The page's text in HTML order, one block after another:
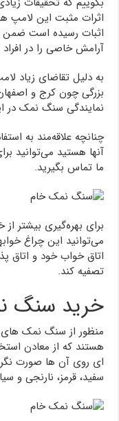
اثرات مثبت این لامپ
اثبات رسیده است ضمن
آرامش خاصی را در افراد
به دلیل تقاضای زیاد
بزرگی چون کرج و
نمایندگی سنگ نمک در
چنانچه علاقه‌مند به
آنها هستید می‌توانید
ما تماس بگیرید.
برای بهره‌گیری بیشتر
می‌توانید این چراغ
اتاق خواب خود و اتاق
تصفیه کند.
خرید سنگ
منظور از سنگ نمک
هستند که از معادن
ای روی آن ها صورت
سفید، قرمز، نارنجی و